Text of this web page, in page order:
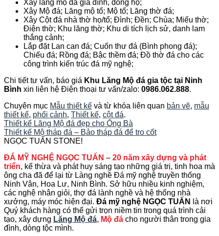
Xây lăng mộ đá gia đình, dòng họ;
Xây Mộ đá; Lăng mộ tổ; Mộ tổ; Lăng thờ đá;
Xây Cột đá nhà thờ họ/tổ; Đình; Đền; Chùa; Miếu thờ;
Điện thờ; Khu lăng thờ; Khu di tích lịch sử, danh lam
thắng cảnh;
Lắp đặt Lan can đá; Cuốn thư đá (Bình phong đá);
Chiếu đá; Rồng đá; Bậc thềm đá; Đồ thờ đá cho các
công trình kiến trúc đá mỹ nghệ;
Chi tiết tư vấn, báo giá Khu Lăng Mộ đá gia tộc tại Ninh
Bình xin liên hệ Điện thoại tư vấn/zalo: 0986.062.888.
Chuyên mục Mẫu thiết kế và từ khóa liên quan bản vẽ, mẫu
thiết kế, phối cảnh, Thiết kế, cột đá.
Thiết kế Lăng Mộ đá đẹp cho Ông Bà
Thiết kế Mộ tháp đá – Bảo tháp đá để tro cốt
NGỌC TUẤN STONE!
ĐÁ MỸ NGHỆ NGỌC TUẤN – 20 năm xây dựng và phát
triển, kế thừa và phát huy sáng tạo những giá trị, tinh hoa mà
ông cha đã để lại từ Làng nghề Đá mỹ nghệ truyền thống
Ninh Vân, Hoa Lư, Ninh Bình. Sở hữu nhiều kinh nghiệm,
các nghệ nhân giỏi, thợ đá lành nghề và hệ thống nhà
xưởng, máy móc hiện đại. Đá mỹ nghệ NGỌC TUẤN
là nơi
Quý khách hàng có thể gửi trọn niềm tin trong quá trình cải
tạo, xây dựng Lăng Mộ đá, Mộ đá cho người thân trong gia
đình, dòng tộc mình.